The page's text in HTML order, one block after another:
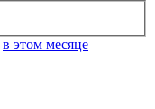
в этом месяце